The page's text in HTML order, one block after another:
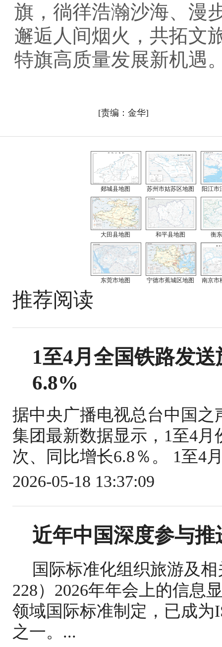
旗，徜徉浩瀚沙海、漫
邂逅人间烟火，共拓文
特旗高质量发展新机遇
[责编：金华]
郯城县地图 苏州市姑苏区地图 阳江市
大田县地图 和平县地图 衡
东莞市地图 宁德市蕉城区地图 南京市
推荐阅读
1至4月全国铁路发
6.8%
据中央广播电视总台中国
集团最新数据显示，1至4月
次、同比增长6.8％。 1至4
2026-05-18 13:37:09
近年中国深度参与
国际标准化组织旅游及
228）2026年年会上的信息
领域国际标准制定，已成为
之一。...